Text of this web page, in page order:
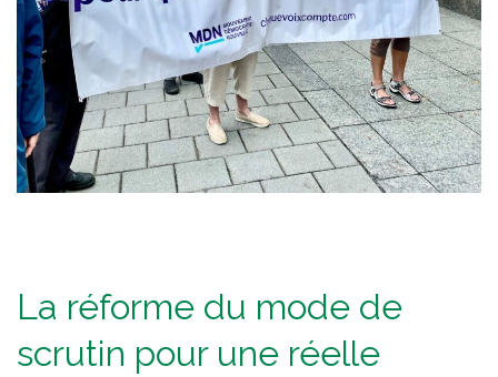
La réforme du mode de
scrutin pour une réelle